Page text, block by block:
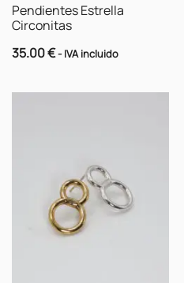
Pendientes Estrella
Circonitas
35.00€- IVA incluido